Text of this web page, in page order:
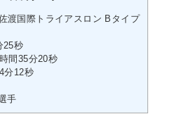
渡国際トライアスロン Bタイプ
秒
間35分20秒
分12秒
手